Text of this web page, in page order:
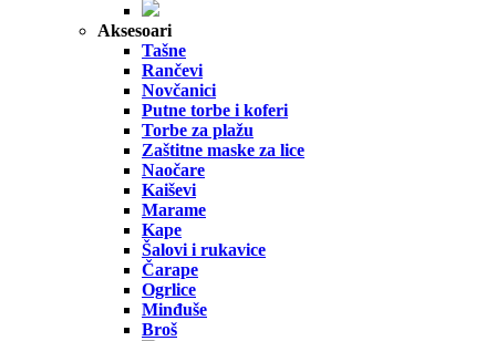
Aksesoari
Tašne
Rančevi
Novčanici
Putne torbe i koferi
Torbe za plažu
Zaštitne maske za lice
Naočare
Kaiševi
Marame
Kape
Šalovi i rukavice
Čarape
Ogrlice
Minđuše
Broš